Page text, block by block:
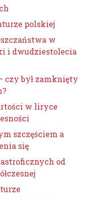
polskiej
w
i dwudziestolecia
czy był zamknięty
w liryce
szczęściem a
się
od